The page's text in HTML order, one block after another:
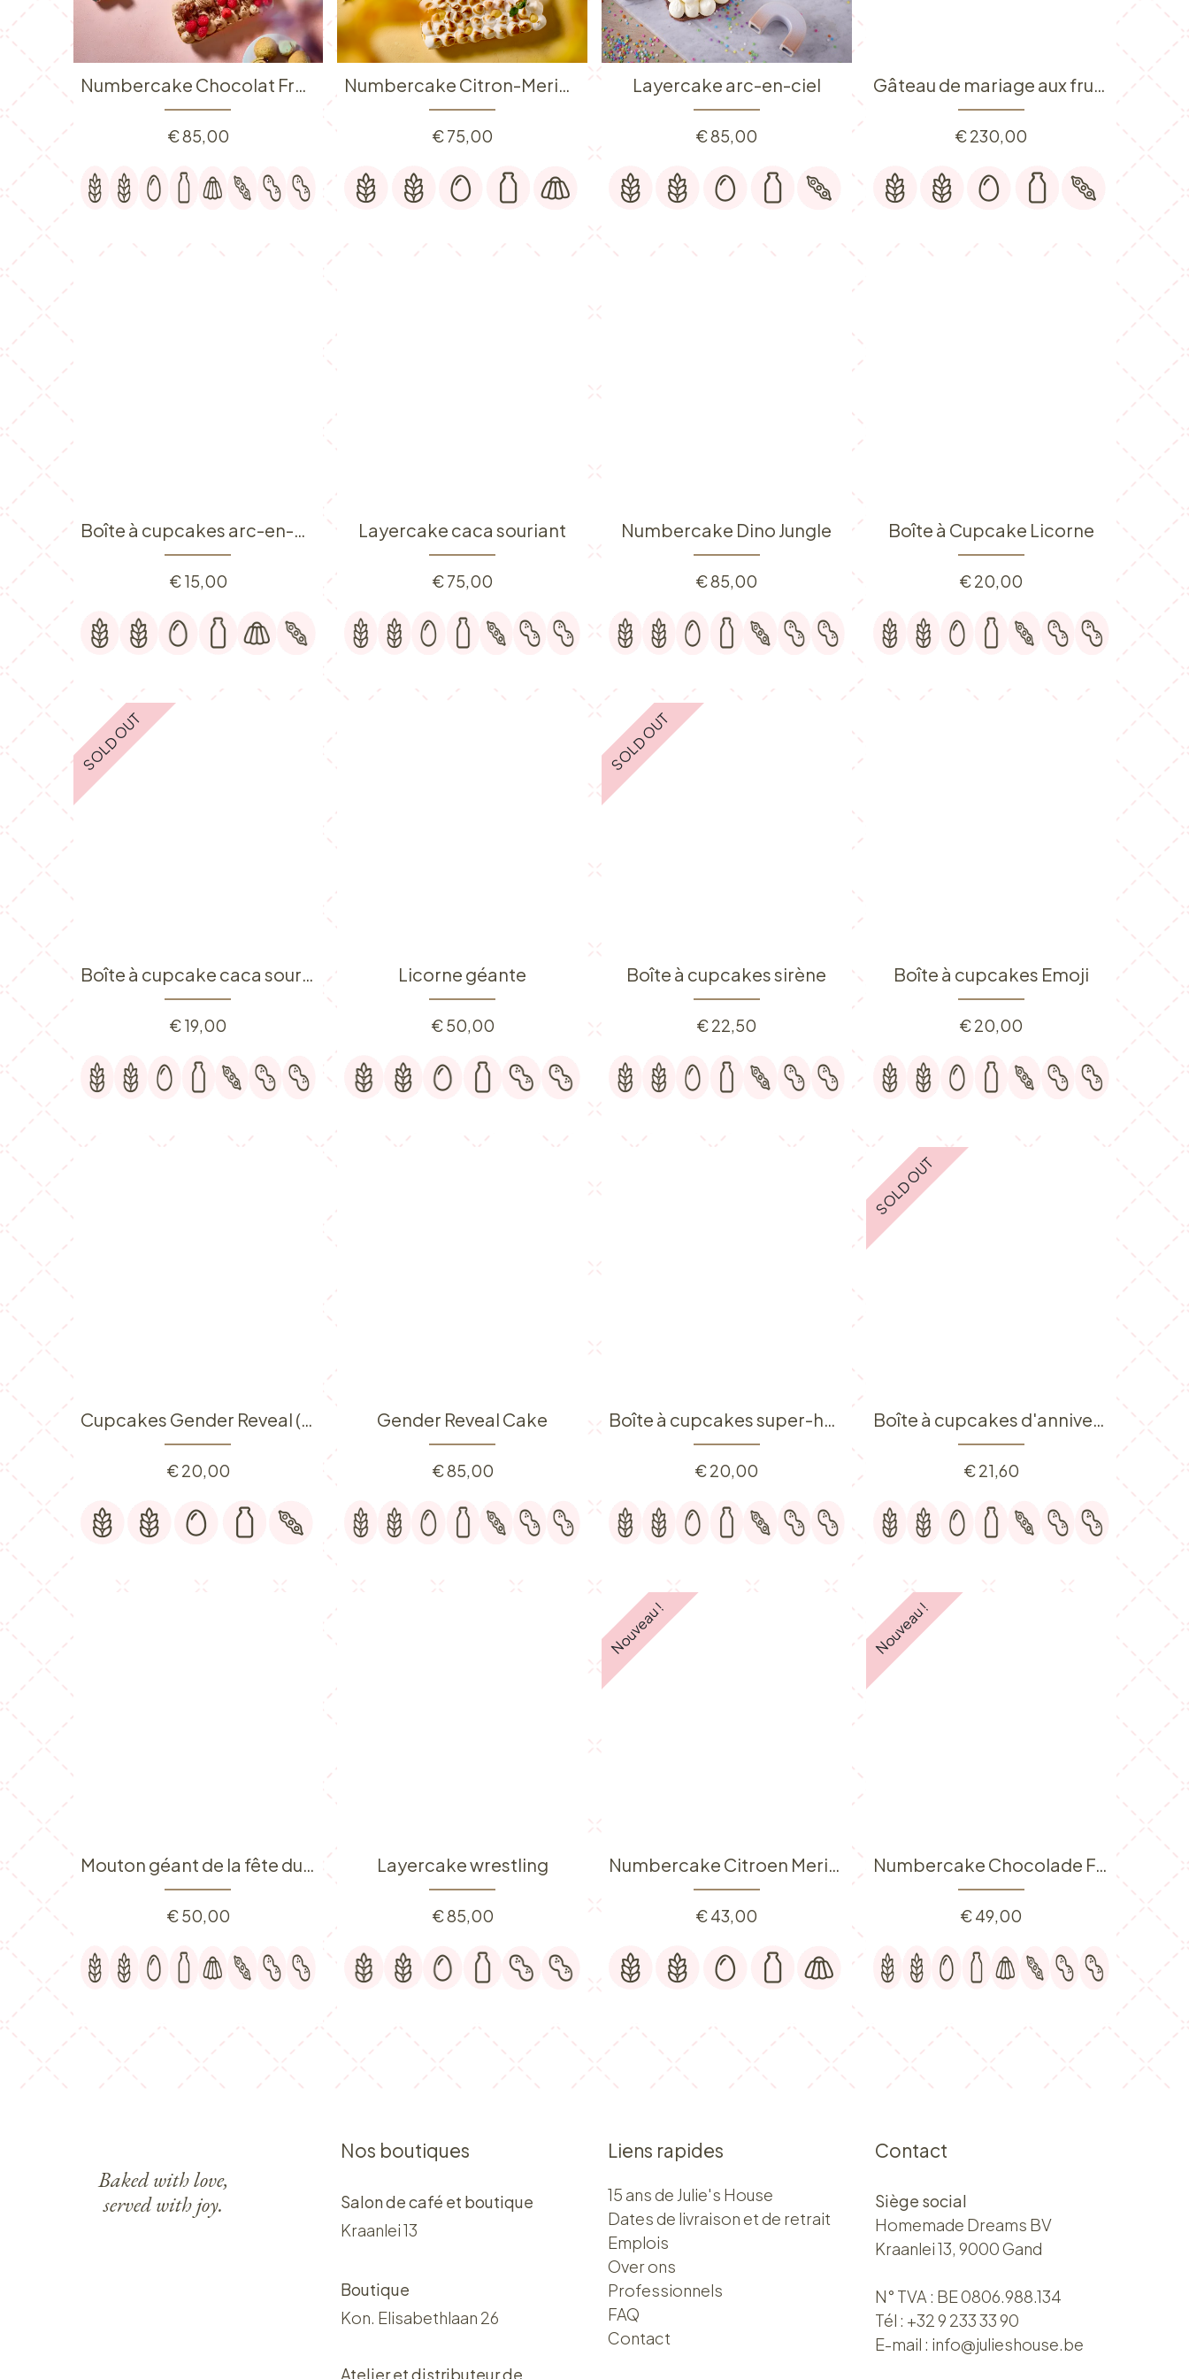
Numbercake Chocolat Framboise
€85,00
Numbercake Citron-Meringue
€75,00
Layercake arc-en-ciel
€85,00
Gâteau de mariage aux fruits rouges
€230,00
Boîte à cupcakes arc-en-ciel
€15,00
Layercake caca souriant
€75,00
Numbercake Dino Jungle
€85,00
Boîte à Cupcake Licorne
€20,00
SOLD OUT
Boîte à cupcake caca souriante
€19,00
Licorne géante
€50,00
SOLD OUT
Boîte à cupcakes sirène
€22,50
Boîte à cupcakes Emoji
€20,00
Cupcakes Gender Reveal (4 pièces)
€20,00
Gender Reveal Cake
€85,00
Boîte à cupcakes super-héros
€20,00
SOLD OUT
Boîte à cupcakes d'anniversaire
€21,60
Mouton géant de la fête du printemps
€50,00
Layercake wrestling
€85,00
Nouveau !
Numbercake Citroen Meringue Petit (6p)
€43,00
Nouveau !
Numbercake Chocolade Framboos Petit (6p)
€49,00
Baked with love,
served with joy.
Nos boutiques
Salon de café et boutique
Kraanlei 13
Boutique
Kon. Elisabethlaan 26
Atelier et distributeur de
Liens rapides
15 ans de Julie's House
Dates de livraison et de retrait
Emplois
Over ons​​
Professionnels
FAQ
Contact
Contact
Siège social
Homemade Dreams BV
Kraanlei 13, 9000 Gand
N° TVA : BE 0806.988.134
Tél : +32 9 233 33 90
E-mail : info@julieshouse.be